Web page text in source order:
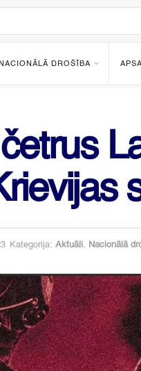
NACIONĀLĀ DROŠĪBA
Kategorija: Aktuāli, Nacionālā